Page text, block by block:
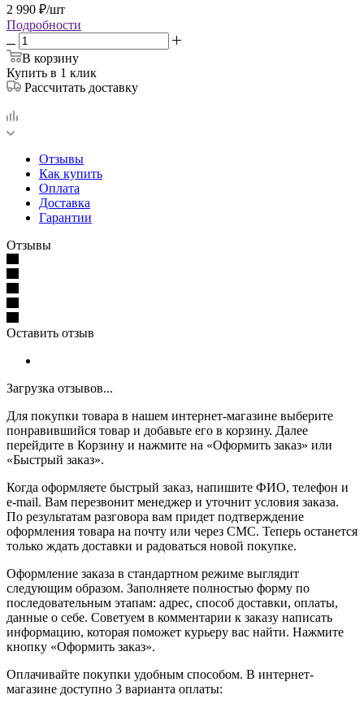
2 990 ₽/шт
Подробности
В корзину
Купить в 1 клик
Рассчитать доставку
Отзывы
Как купить
Оплата
Доставка
Гарантии
Отзывы
Оставить отзыв
Загрузка отзывов...
Для покупки товара в нашем интернет-магазине выберите
понравившийся товар и добавьте его в корзину. Далее
перейдите в Корзину и нажмите на «Оформить заказ» или
«Быстрый заказ».
Когда оформляете быстрый заказ, напишите ФИО, телефон и
e-mail. Вам перезвонит менеджер и уточнит условия заказа.
По результатам разговора вам придет подтверждение
оформления товара на почту или через СМС. Теперь останется
только ждать доставки и радоваться новой покупке.
Оформление заказа в стандартном режиме выглядит
следующим образом. Заполняете полностью форму по
последовательным этапам: адрес, способ доставки, оплаты,
данные о себе. Советуем в комментарии к заказу написать
информацию, которая поможет курьеру вас найти. Нажмите
кнопку «Оформить заказ».
Оплачивайте покупки удобным способом. В интернет-
магазине доступно 3 варианта оплаты: